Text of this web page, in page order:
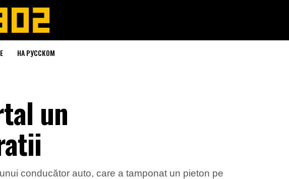
НА РУССКОМ
un
conducător auto, care a tamponat un pieton pe